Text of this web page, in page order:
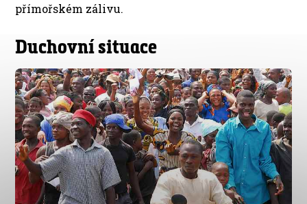
přímořském zálivu.
Duchovní situace